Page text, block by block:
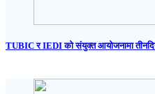
TUBIC र IEDI को संयुक्त आयोजनामा